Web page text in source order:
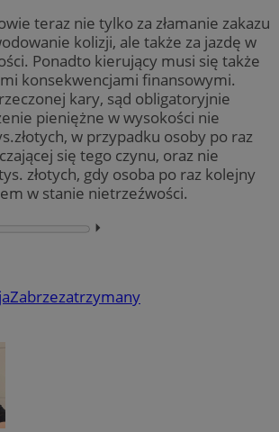
teraz nie tylko za złamanie zakazu
kolizji, ale także za jazdę w
Ponadto kierujący musi się także
konsekwencjami finansowymi.
kary, sąd obligatoryjnie
pieniężne w wysokości nie
w przypadku osoby po raz
się tego czynu, oraz nie
złotych, gdy osoba po raz kolejny
w stanie nietrzeźwości.
⏵︎
Zabrzezatrzymany